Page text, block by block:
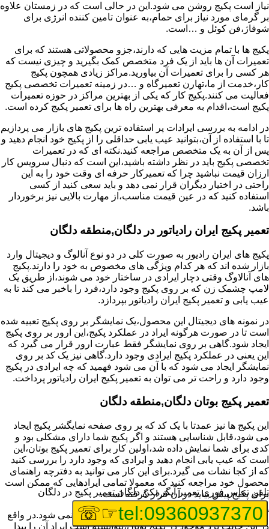
نیاز است پکیج روشن می شود.این در حالی است که در زمستان علاوه
بر گرمای مورد نیاز برای حمام،به عنوان تامین کننده انرژی برای
شوفاژ،فن کوئل و …است.
پکیج ها با تمام مزیت هایی که دارند،جزو محصولاتی هستند که برای
تعمیرات آن ها باید از یک فرد متخصص کمک بگیرید و چیزی نیست که
هر کسی را برای تعمیرات آن بیاورید.مراکز زیادی همچون پکیج
کار،خدمت از ما،تهارن تعمیرگاه و …در زمینه تعمیرات تخصصی پکیج
فعالیت می کنند.پکیج کار که یکی از بهترین مراکز در حوزه تعمیرات
پکیج است،اقدام به معرفی بهترین راه ها برای تعمیر پکیج کرده است.
در ادامه به بررسی ایرادات پر استفاده ترین پکیج های بازار می پردازیم
تا با استفاده از آن،بتوانید عیب یابی حداقلی را از پکیج خود انجام دهید و
پس از آن به یک متخصص مراجعه کنید.نکته ای که در تعمیرات
تخصصی پکیج باید در نظر داشته باشید،این است که دنبال سرویس کار
ارزان قیمت نباشید چرا که تعمیرکار حرفه ای وقت خود را به این
راحتی در اختیار دیگران قرار نمی دهد و باید سعی کنید از کسی
استفاده کنید که در عین قیمت مناسب،از مهارت بالایی نیز برخوردار
باشد.
تعمیر پکیج ایران رادیاتور در دلگان,منطقه دلگان
پکیج های ایران رادیور به صورت کلی در دو نوع آنالوگ و دیجیتال وارد
بازار شده اند که هر کدام ویژگی های مخصوص به خود را دارند.پکیج
های آنالاوگ وقتی دچار ایرادی در ساختار خود می شوند،از طریق یک
لامپ چشمک زن که بر روی پکیج وجود دارد،فرد را باخبر می کند تا به
عیب یابی و تعمیر پکیج ایران رادیاتور بپردازد.
در نمونه های دیجیتال این محصول،یک نمایشگر بر روی پکیج تعبیه شده
است تا در صورت هرگونه ایراد در عملکرد پکیج،این ارور بر روی پکیج
ایجاد شود.گاهی بر روی نمایشگر فقط عبارت ارور قرار می گیرد که
این یعنی در عملکرد پکیج ایرادی وجود دارد.گاهی نیز یک کد بر روی
نمایشگر ایجاد می شود که با آن می شود فهمید که چه ایرادی در پکیج
وجود دارد و راحت تر می توان به تعمیر پکیج ایران رادیاتور پرداخت.
تعمیر پکیج بوتان دلگان,منطقه دلگان
این پکیج ها نیز عمدتا با یک کد که بر روی صفحه نمایگشر پکیج ایجاد
می شود،قابل شناسایی هستند و اگر پکیج شما دارای مشکلی بود و
کدی برای شما نمایش داده شد،اولین کار برای تعمیر پکیج بوتان،این
است که عیب یابی انجام دهید و ایرادی که وجود دارد را بررسی کنید
که از کجا نشات می گیرد.برای این کار می توانید به دفترچه راهنمای
محصول خود مراجعه کنید که معمولا تمامی ایرادهایی که ممکن است
برای پکیج پیش بیاید در آن قرار گرفته است.
گاهی نیز هنگام خرابی پکیج،هیچ اروری نمایش داده نمی شود.در واقع
در این حالت برد موجود در پکیج بوتان،نتوانسته است ایراد آن را پیدا
تلفن تماس فوریتعمیر آبگرمکن دلگان,تعمیر پکیج در دلگان
tel:09360937370
☞☏